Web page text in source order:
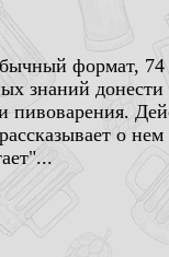
формат, 74
знаний донести
о